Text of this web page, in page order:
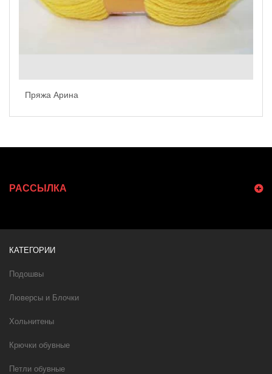
Пряжа Арина
РАССЫЛКА
КАТЕГОРИИ
Подошвы
Люверсы и Блочки
Хольнитены
Крючки обувные
Петли обувные